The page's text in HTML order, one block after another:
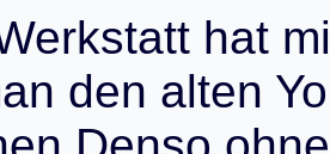
erkstatt hat mi
an den alten Yo